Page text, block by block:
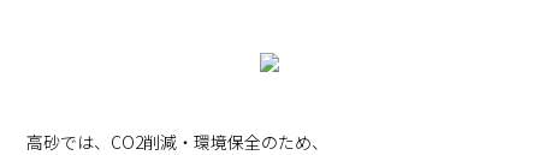
高砂では、CO2削減・環境保全のため、